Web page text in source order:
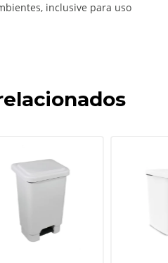
inclusive para uso